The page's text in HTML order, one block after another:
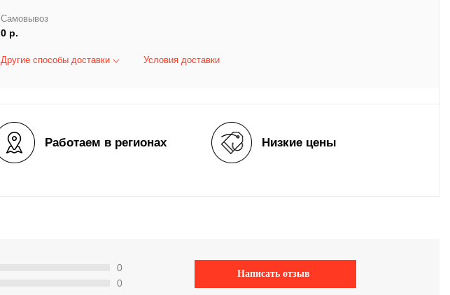
Самовывоз
0 р.
Другие способы доставки Условия доставки
Работаем в регионах Низкие цены
0
0
Написать отзыв